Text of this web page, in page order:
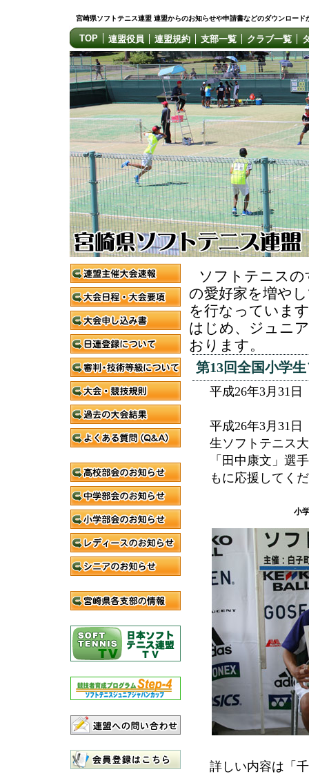
宮崎県ソフトテニス連盟 連盟からのお知らせや申請書などのダウンロー
TOP 連盟役員 連盟規約 支部一覧 クラブ一覧
ソフトテニス
の愛好家を増や
を行なっていま
はじめ、ジュニ
おります。
第13回全国小学
平成26年3月31
平成26年3月31
生ソフトテニス
「田中康文」選
もに応援してく
小
詳しい内容は「